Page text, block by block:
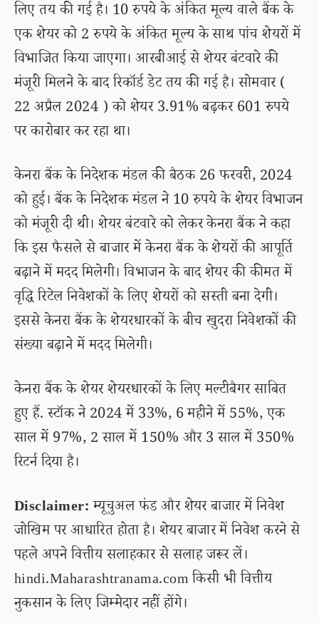
लिए तय की गई है। 10 रुपये के अंकित मूल्य वाले बैंक के
एक शेयर को 2 रुपये के अंकित मूल्य के साथ पांच शेयरों में
विभाजित किया जाएगा। आरबीआई से शेयर बंटवारे की
मंजूरी मिलने के बाद रिकॉर्ड डेट तय की गई है। सोमवार (
22 अप्रैल 2024 ) को शेयर 3.91% बढ़कर 601 रुपये
पर कारोबार कर रहा था।
केनरा बैंक के निदेशक मंडल की बैठक 26 फरवरी, 2024
को हुई। बैंक के निदेशक मंडल ने 10 रुपये के शेयर विभाजन
को मंजूरी दी थी। शेयर बंटवारे को लेकर केनरा बैंक ने कहा
कि इस फैसले से बाजार में केनरा बैंक के शेयरों की आपूर्ति
बढ़ाने में मदद मिलेगी। विभाजन के बाद शेयर की कीमत में
वृद्धि रिटेल निवेशकों के लिए शेयरों को सस्ती बना देगी।
इससे केनरा बैंक के शेयरधारकों के बीच खुदरा निवेशकों की
संख्या बढ़ाने में मदद मिलेगी।
केनरा बैंक के शेयर शेयरधारकों के लिए मल्टीबैगर साबित
हुए हैं. स्टॉक ने 2024 में 33%, 6 महीने में 55%, एक
साल में 97%, 2 साल में 150% और 3 साल में 350%
रिटर्न दिया है।
Disclaimer:म्यूचुअल फंड और शेयर बाजार में निवेश
जोखिम पर आधारित होता है। शेयर बाजार में निवेश करने से
पहले अपने वित्तीय सलाहकार से सलाह जरूर लें।
hindi.Maharashtranama.com किसी भी वित्तीय
नुकसान के लिए जिम्मेदार नहीं होंगे।